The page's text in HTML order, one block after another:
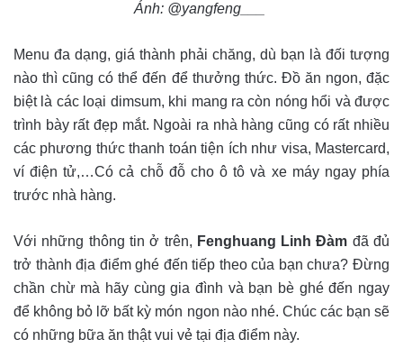
Ảnh: @yangfeng___
Menu đa dạng, giá thành phải chăng, dù bạn là đối tượng
nào thì cũng có thể đến để thưởng thức. Đồ ăn ngon, đặc
biệt là các loại dimsum, khi mang ra còn nóng hổi và được
trình bày rất đẹp mắt. Ngoài ra nhà hàng cũng có rất nhiều
các phương thức thanh toán tiện ích như visa, Mastercard,
ví điện tử,…Có cả chỗ đỗ cho ô tô và xe máy ngay phía
trước nhà hàng.
Với những thông tin ở trên, Fenghuang Linh Đàm đã đủ
trở thành địa điểm ghé đến tiếp theo của bạn chưa? Đừng
chần chừ mà hãy cùng gia đình và bạn bè ghé đến ngay
để không bỏ lỡ bất kỳ món ngon nào nhé. Chúc các bạn sẽ
có những bữa ăn thật vui vẻ tại địa điểm này.